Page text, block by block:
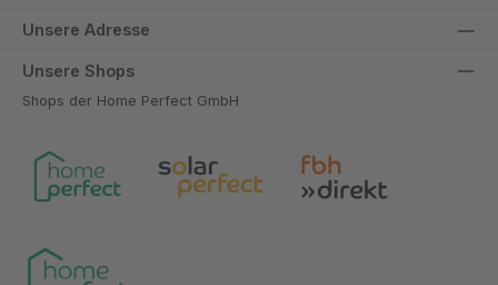
Unsere Adresse
Unsere Shops
Shops der Home Perfect GmbH